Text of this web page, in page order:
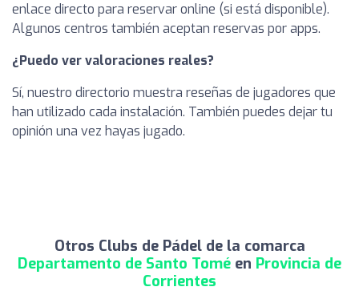
enlace directo para reservar online (si está disponible).
Algunos centros también aceptan reservas por apps.
¿Puedo ver valoraciones reales?
Sí, nuestro directorio muestra reseñas de jugadores que
han utilizado cada instalación. También puedes dejar tu
opinión una vez hayas jugado.
Otros Clubs de Pádel de la comarca
Departamento de Santo Tomé en Provincia de
Corrientes